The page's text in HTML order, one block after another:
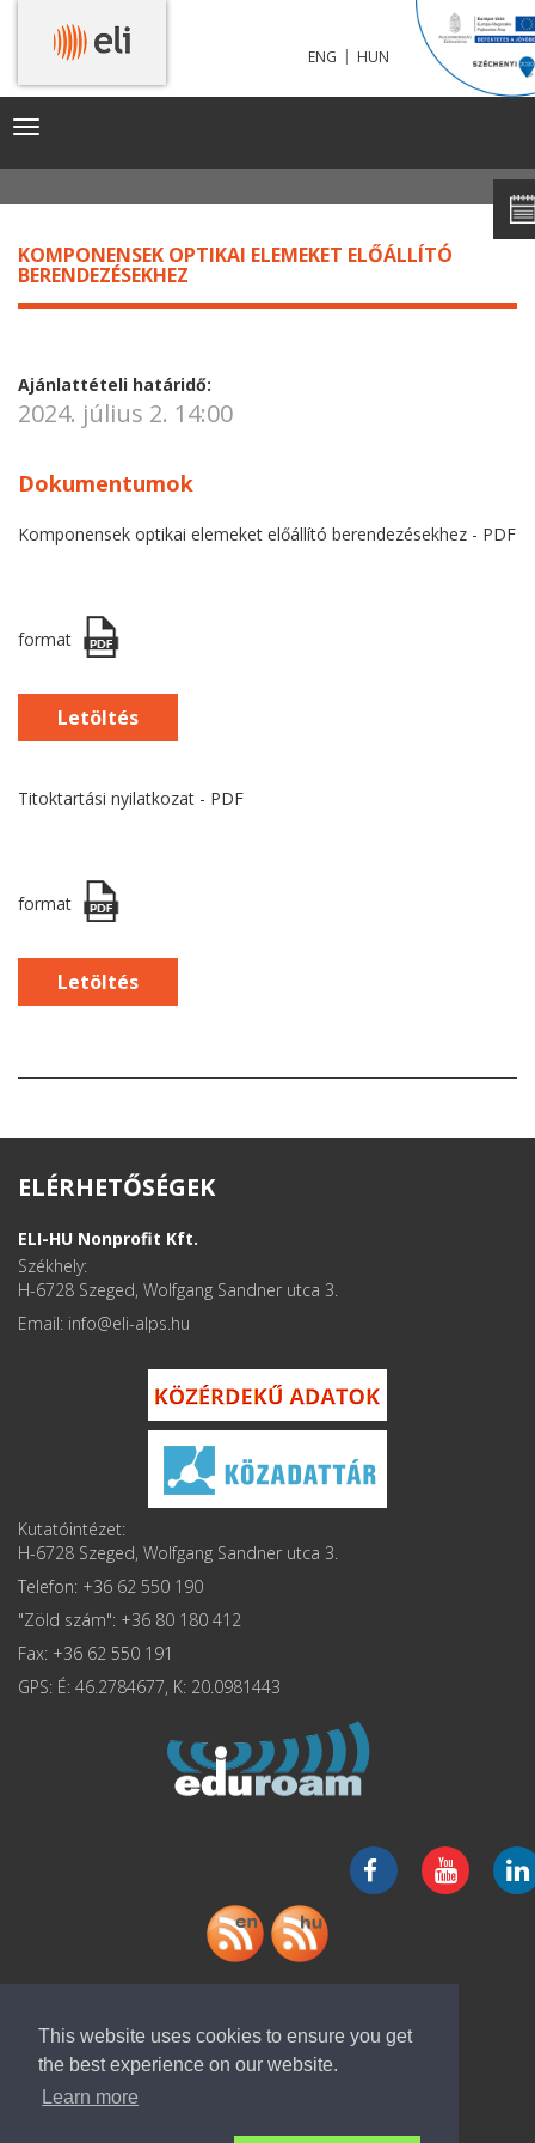
This website uses cookies to ensure you get
the best experience on our website.
Learn more
ENG | HUN
Toggle
KOMPONENSEK OPTIKAI ELEMEKET ELŐÁLLÍTÓ
KOMPONENSEK OPTIKAI ELEMEKET ELŐÁLLÍTÓ
BERENDEZÉSEKHEZ
Ajánlattételi határidő:
2024. július 2. 14:00
Dokumentumok
Komponensek optikai elemeket előállító berendezésekhez - PDF
format
Letöltés
Titoktartási nyilatkozat - PDF
format
Letöltés
ELÉRHETŐSÉGEK
ELI-HU Nonprofit Kft.
Székhely:
H-6728 Szeged, Wolfgang Sandner utca 3.
Email: info
Kutatóintézet:
H-6728 Szeged, Wolfgang Sandner utca 3.
Telefon: +36 62 550 190
"Zöld szám": +36 80 180 412
Fax: +36 62 550 191
GPS: É: 46.2784677, K: 20.0981443